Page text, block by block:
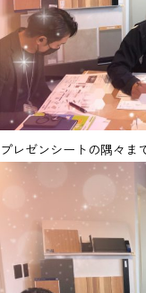
プレゼンシートの隅々ま